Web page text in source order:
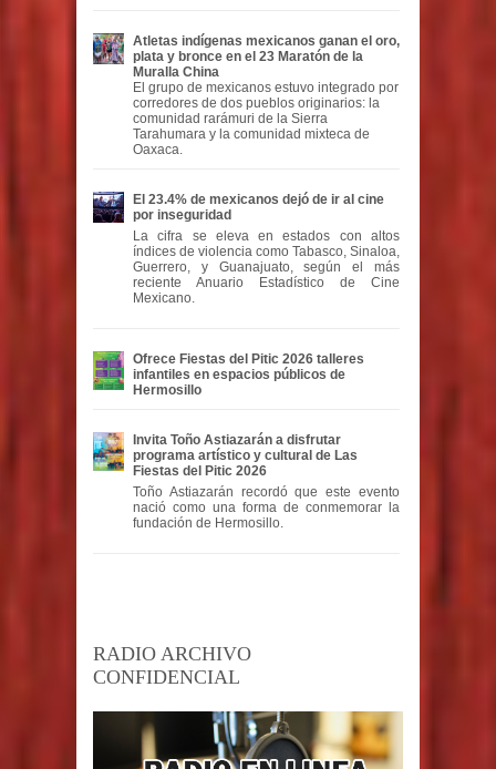
Atletas indígenas mexicanos ganan el oro,
plata y bronce en el 23 Maratón de la
Muralla China
El grupo de mexicanos estuvo integrado por
corredores de dos pueblos originarios: la
comunidad rarámuri de la Sierra
Tarahumara y la comunidad mixteca de
Oaxaca.
El 23.4% de mexicanos dejó de ir al cine
por inseguridad
La cifra se eleva en estados con altos
índices de violencia como Tabasco, Sinaloa,
Guerrero, y Guanajuato, según el más
reciente Anuario Estadístico de Cine
Mexicano.
Ofrece Fiestas del Pitic 2026 talleres
infantiles en espacios públicos de
Hermosillo
Invita Toño Astiazarán a disfrutar
programa artístico y cultural de Las
Fiestas del Pitic 2026
Toño Astiazarán recordó que este evento
nació como una forma de conmemorar la
fundación de Hermosillo.
RADIO ARCHIVO
CONFIDENCIAL